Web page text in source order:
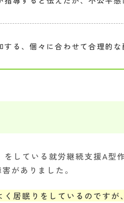
る、個々に合わせて合理的
している就労継続支援A型
がありました。
居眠りをしているのですが